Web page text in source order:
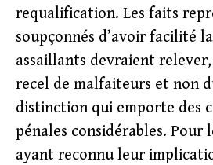
requalification. Les faits
soupçonnés d’avoir facilité
assaillants devraient
recel de malfaiteurs et non
distinction qui emporte des
pénales considérables. Pour
ayant reconnu leur